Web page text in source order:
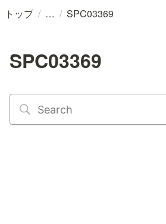
トップ / / SPC03369
SPC03369